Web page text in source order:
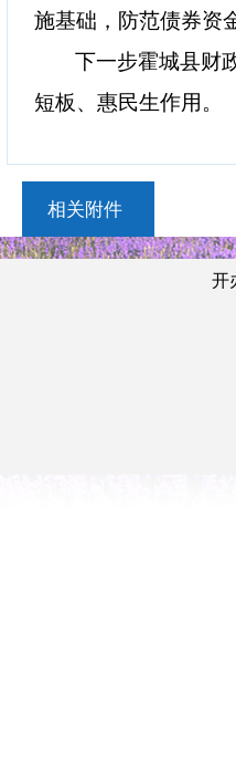
施基础，防范债券资
下一步霍城县财
短板、惠民生作用。
相关附件
开